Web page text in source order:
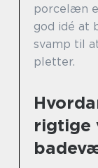
porcelæn
god idé at
svamp til
pletter.
rigtige